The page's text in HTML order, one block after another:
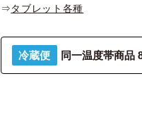
⇒タブレット各種
冷蔵便 同一温度帯商品